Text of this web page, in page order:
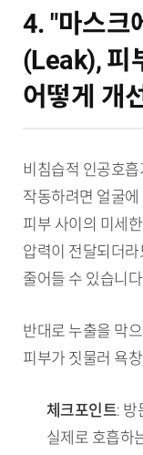
4. "마스크
(Leak), 피
어떻게 개
비침습적 인공호
작동하려면 얼굴
피부 사이의 미세
압력이 전달되더
줄어들 수 있습니
반대로 누출을 막
피부가 짓물러 욕
체크포인트: 방
실제로 호흡하